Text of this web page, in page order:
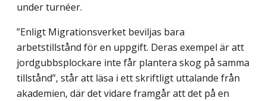
under turnéer.
”Enligt Migrationsverket beviljas bara
arbetstillstånd för en uppgift. Deras exempel är att
jordgubbsplockare inte får plantera skog på samma
tillstånd”, står att läsa i ett skriftligt uttalande från
akademien, där det vidare framgår att det på en